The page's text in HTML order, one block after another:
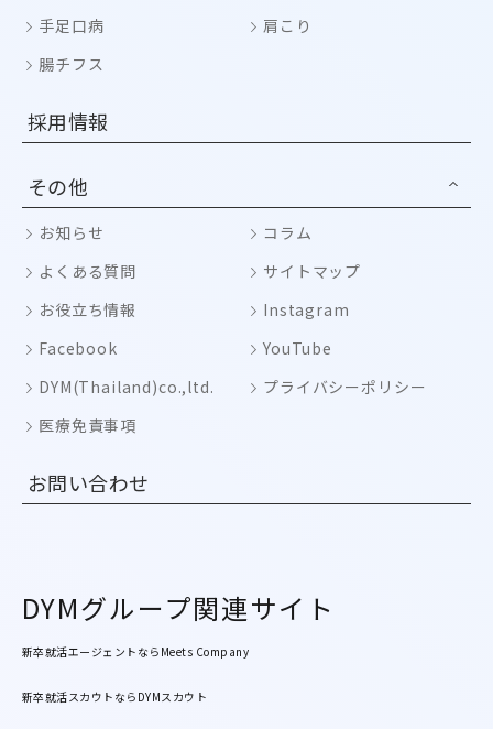
手足口病
肩こり
腸チフス
採用情報
その他
お知らせ
コラム
よくある質問
サイトマップ
お役立ち情報
Instagram
Facebook
YouTube
DYM(Thailand)co.,ltd.
プライバシーポリシー
医療免責事項
お問い合わせ
DYMグループ関連サイト
新卒就活エージェントならMeets Company
新卒就活スカウトならDYMスカウト